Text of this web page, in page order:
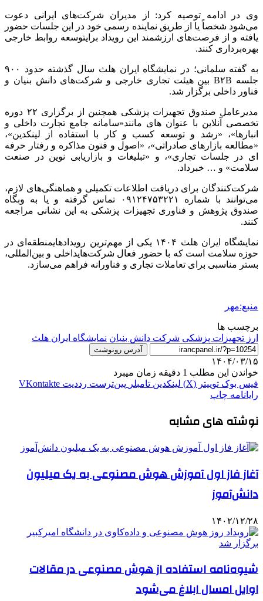
وی در ادامه توصیه کرد: از مدیران شرکت‌های ایرانی دعوت
می‌شود شخصاً یا از طریق نماینده رسمی خود در این جلسات حضور
یافته و از فرصت‌های ارزشمند این رویداد برایتوسعه روابط خارجی
بهره‌برداری کنند.
به گفته سلمانی؛ در نمایشگاه ایران هلث سال گذشته حدود ۹۰۰
جلسه B۲B بین هیئت تجاری خارجی و شرکت‌های دانش بنیان و
فناور داخلی برگزار شد.
مدیرعامل صندوق تجهیزات پزشکی همچنین از برگزاری ۲۲ دوره
تخصصی آنلاین با عنوان های مانند«سامانه جامع تجارت داخلی و
انبارها»، «رشد و توسعه کسب و کار با استفاده از لینکدین»،
«مطالعه بازارهای صادراتی»، «اصول و فنون مذاکره و رفتار حرفه
ای در جلسات تجاری»، و «تبلیغات و بازاریابی نوین در صنعت
سلامت» و … خبرداد.
شرکت‌کنندگان برای دریافت اطلاعات تکمیلی و هماهنگی‌های لازم،
می‌توانند با شماره ۰۹۱۲۴۷۵۳۲۲۱ تماس گرفته و یا به وبگاه
صندوق پژوهش و فناوری تجهیزات پزشکی به این نشانی مراجعه
کنند.
نمایشگاه ایران هلث ۱۴۰۴ یکی از مهم‌ترین رویدادهایمنطقه‌ای در
حوزه سلامت است که با حضور فعال شرکت‌هایداخلی و بین‌المللی،
بستر مناسبی برای تعاملات تجاری و فناورانه فراهم می‌سازد.
منبع:مهر
برچسب ها
ارز تجهیزات پزشکی شرکت دانش بنیان نمایشگاه ایران هلث
آدرس رونوشت
۱۴۰۴/۰۳/۱۵
خواندن این مطلب 1 دقیقه زمان میبرد
فیس بوک توییتر (X) لینکدین ‫تامبلر ‫پین‌ترست ‫رددیت ‫VKontakte
رایانامه چاپ
نوشته های مشابه
آغاز فاز اول آموزش هوش مصنوعی به یک میلیون
دانش‌آموز
۱۴۰۲/۱۲/۲۸
شیوه‌نامه استفاده از هوش مصنوعی در مقالات
اوایل امسال ابلاغ می‌شود